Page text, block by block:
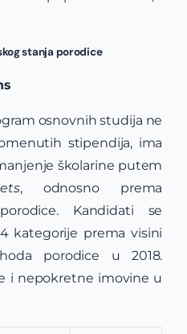
stanja porodice
osnovnih studija ne
stipendija, ima
školarine putem
, odnosno prema
Kandidati se
kategorije prema visini
porodice u 2018.
i nepokretne imovine u